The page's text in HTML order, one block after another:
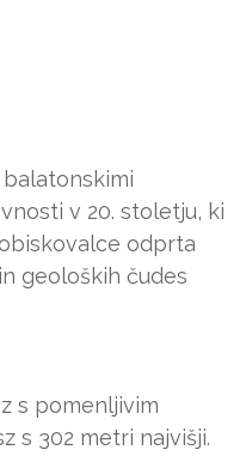
v 20. stoletju, ki
odprta
geoloških čudes
s pomenljivim
s 302 metri najvišji.